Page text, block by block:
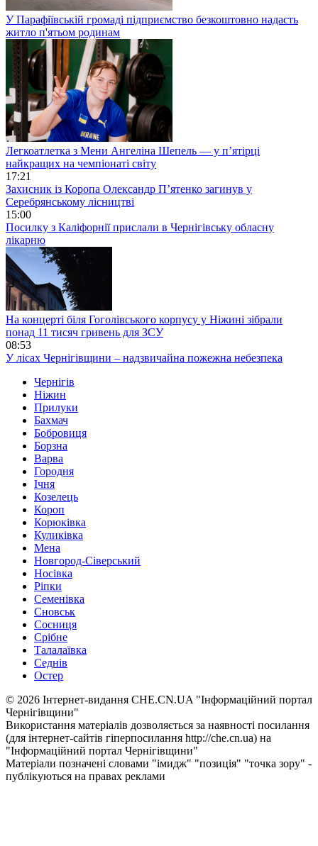
У Парафіївській громаді підприємство безкоштовно надасть
житло п'ятьом родинам
Легкоатлетка з Мени Ангеліна Шепель — у п’ятірці
найкращих на чемпіонаті світу
17:21
Захисник із Коропа Олександр П’ятенко загинув у
Серебрянському лісництві
15:00
Посилку з Каліфорнії прислали в Чернігівську обласну
лікарню
На концерті біля Гоголівського корпусу у Ніжині зібрали
понад 11 тисяч гривень для ЗСУ
08:53
У лісах Чернігівщини – надзвичайна пожежна небезпека
Чернігів
Ніжин
Прилуки
Бахмач
Бобровиця
Борзна
Варва
Городня
Ічня
Козелець
Короп
Корюківка
Куликівка
Мена
Новгород-Сіверський
Носівка
Ріпки
Семенівка
Сновськ
Сосниця
Срібне
Талалаївка
Седнів
Остер
© 2026 Інтернет-видання CHE.CN.UA "Інформаційний портал
Чернiгiвщини"
Використання матеріалів дозволяється за наявності посилання
(для інтернет-сайтів гіперпосилання http://che.cn.ua) на
"Інформаційний портал Чернiгiвщини"
Матеріали позначені словами "імидж" "позиція" "точка зору" -
публікуються на правах реклами